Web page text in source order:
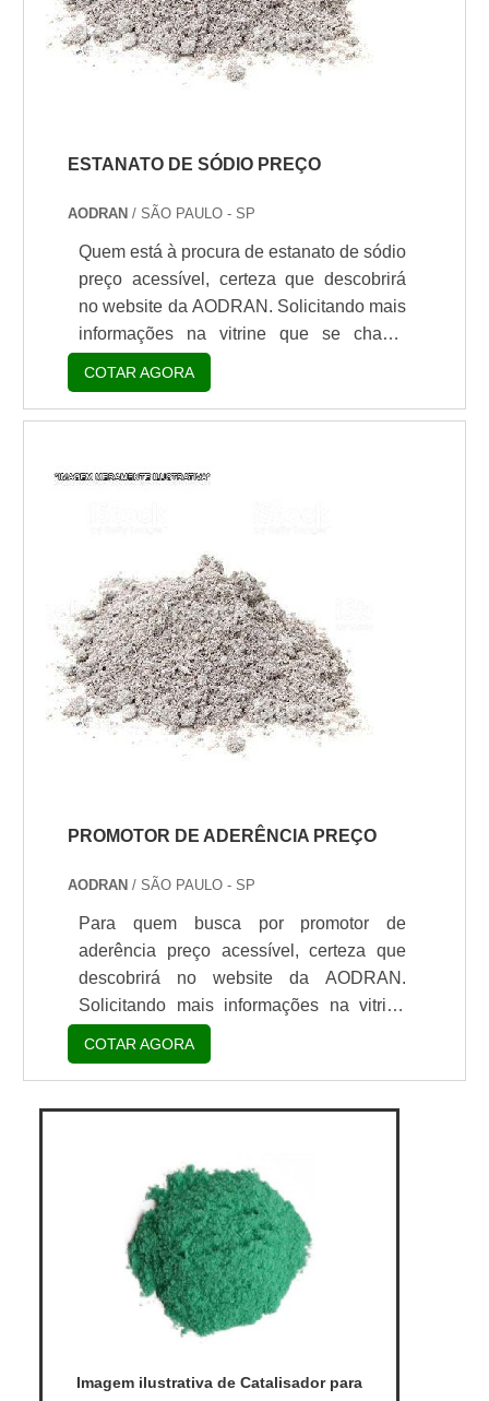
ESTANATO DE SÓDIO PREÇO
AODRAN/ SÃO PAULO - SP
Quem está à procura de estanato de sódio
preço acessível, certeza que descobrirá
no website da AODRAN. Solicitando mais
informações na vitrine que se chama
Soluções Industriais e conhecendo a líder
do segmento.É importante lembrar que o
produto deve sempre ser adquirido com
Esse tipo de cuidado ajuda a garantir a
COTAR AGORA
PROMOTOR DE ADERÊNCIA PREÇO
AODRAN/ SÃO PAULO - SP
Para quem busca por promotor de
aderência preço acessível, certeza que
descobrirá no website da AODRAN.
Solicitando mais informações na vitrine
que se chama Soluções Industriais e
conhecendo a líder do segmento. Quando
a temática é promotor de aderência preço,
com os profissionais da AODRAN irá
pagamento acessível.UM POUCO MAIS
SOBRE PROMOTOR DE ADERÊNCIA
PREÇOHá muitas maneiras eficientes de
demo...
COTAR AGORA
Imagem ilustrativa de Catalisador para